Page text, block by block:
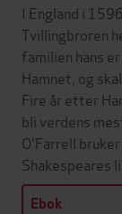
I England i
Tvillingbroren
familien hans
Hamnet, og
Fire år etter
bli verdens
O'Farrell
Shakespeares
Ebok